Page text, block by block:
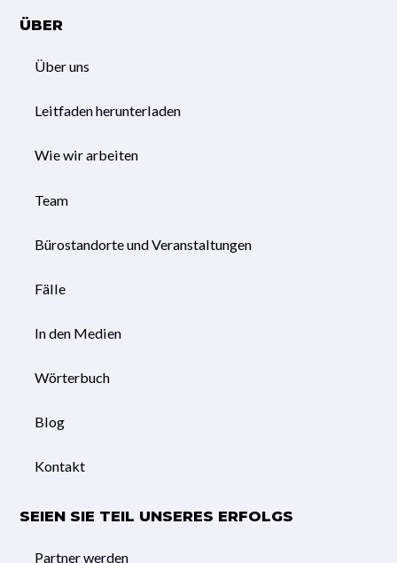
ÜBER
Über uns
Leitfaden herunterladen
Wie wir arbeiten
Team
Bürostandorte und Veranstaltungen
Fälle
In den Medien
Wörterbuch
Blog
Kontakt
SEIEN SIE TEIL UNSERES ERFOLGS
Partner werden